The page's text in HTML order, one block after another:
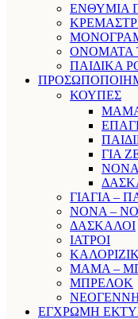
ΕΝΘΥΜΙΑ
ΟΝΟΜΑΤΑ
ΠΑΙΔΙΚΑ
ΚΟΥΠΕΣ
ΓΙΑ
ΓΙΑΓΙΑ –
ΝΟΝΑ –
ΔΑΣΚΑΛΟΙ
ΙΑΤΡΟΙ
ΜΑΜΑ –
ΜΠΡΕΛΟΚ
ΕΓΧΡΩΜΗ